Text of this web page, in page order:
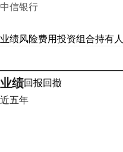
中信银行
业绩风险费用投资组合持有人
业绩回报回撤
近五年